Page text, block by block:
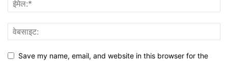
Save my name, email, and website in this browser for the